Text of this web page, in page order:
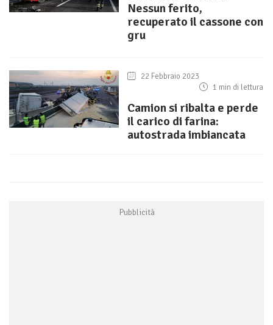
Nessun ferito,
recuperato il cassone con
gru
22 Febbraio 2023
1 min di lettura
Camion si ribalta e perde
il carico di farina:
autostrada imbiancata